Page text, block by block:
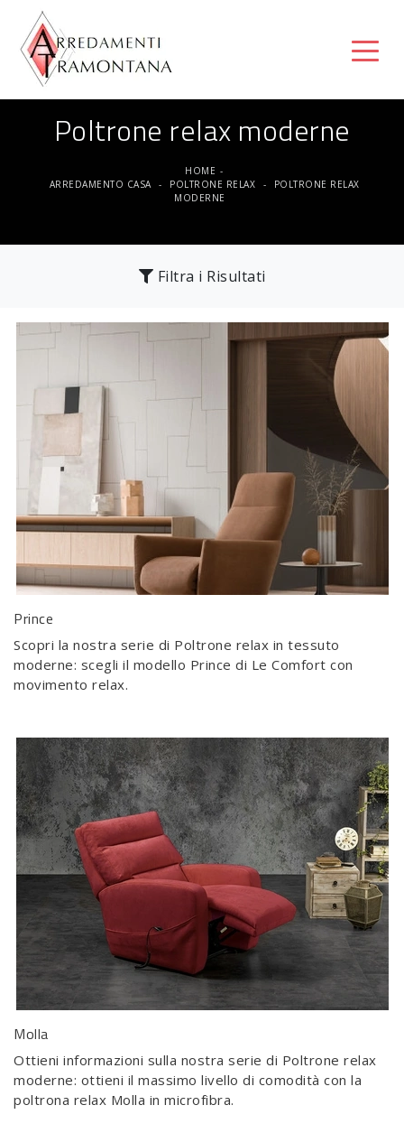
Poltrone relax moderne
HOME -
ARREDAMENTO CASA
- POLTRONE RELAX -
POLTRONE RELAX
MODERNE
Filtra i Risultati
Prince
Scopri la nostra serie di Poltrone relax in tessuto
moderne: scegli il modello Prince di Le Comfort con
movimento relax.
Molla
Ottieni informazioni sulla nostra serie di Poltrone relax
moderne: ottieni il massimo livello di comodità con la
poltrona relax Molla in microfibra.